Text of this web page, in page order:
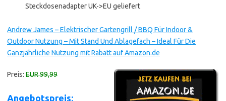
Steckdosenadapter UK->EU geliefert
Andrew James – Elektrischer Gartengrill / BBQ Für Indoor &
Outdoor Nutzung – Mit Stand Und Ablagefach – Ideal Für Die
Ganzjährliche Nutzung mit Rabatt auf Amazon.de
Preis: EUR 99,99
Angebotspreis: